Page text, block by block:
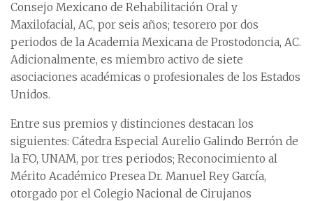
Consejo Mexicano de Rehabilitación Oral y
Maxilofacial, AC, por seis años; tesorero por dos
periodos de la Academia Mexicana de Prostodoncia, AC.
Adicionalmente, es miembro activo de siete
asociaciones académicas o profesionales de los Estados
Unidos.
Entre sus premios y distinciones destacan los
siguientes: Cátedra Especial Aurelio Galindo Berrón de
la FO, UNAM, por tres periodos; Reconocimiento al
Mérito Académico Presea Dr. Manuel Rey García,
otorgado por el Colegio Nacional de Cirujanos